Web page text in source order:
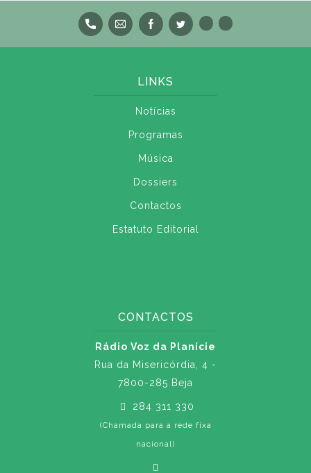
LINKS
Notícias
Programas
Música
Dossiers
Contactos
Estatuto Editorial
CONTACTOS
Rádio Voz da Planície
Rua da Misericórdia, 4 -
7800-285 Beja
284 311 330
(Chamada para a rede fixa
nacional)